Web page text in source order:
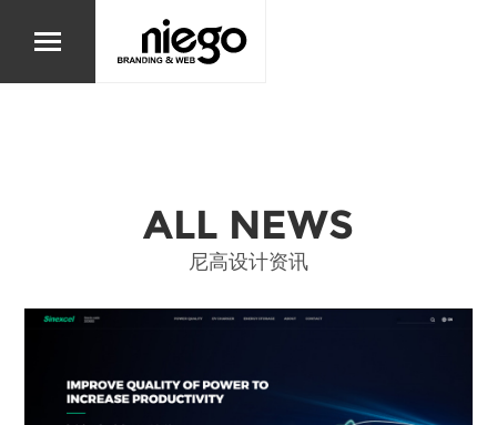
ALL NEWS
尼高设计资讯